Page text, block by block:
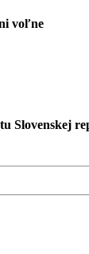
voľne
Slovenskej